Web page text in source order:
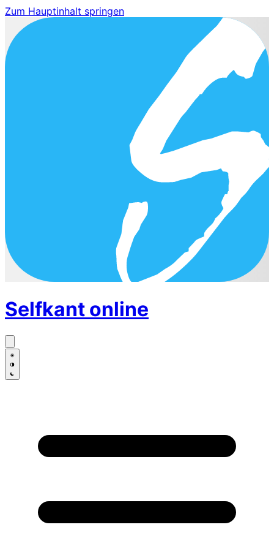
Zum Hauptinhalt springen
Selfkant online